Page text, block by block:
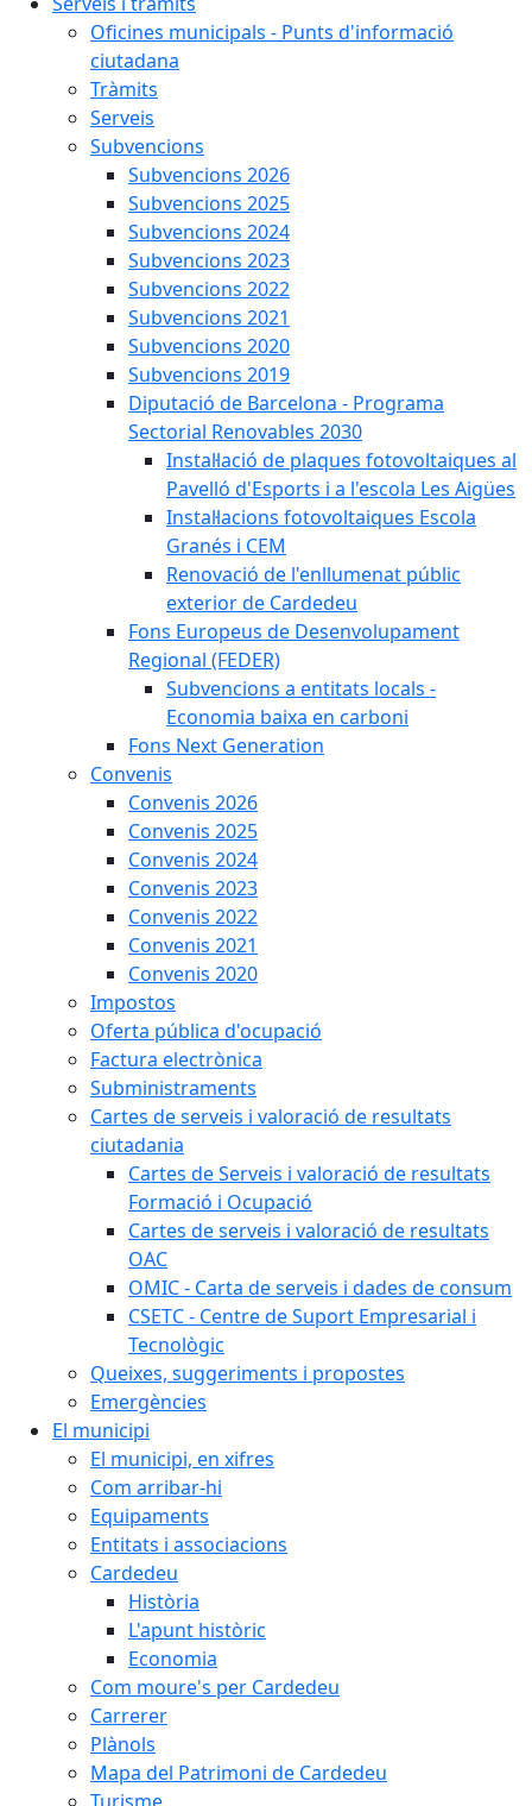
Oficines municipals - Punts d'informació
ciutadana
Tràmits
Serveis
Subvencions
Subvencions 2026
Subvencions 2025
Subvencions 2024
Subvencions 2023
Subvencions 2022
Subvencions 2021
Subvencions 2020
Subvencions 2019
Diputació de Barcelona - Programa
Sectorial Renovables 2030
Instal·lació de plaques fotovoltaiques al
Pavelló d'Esports i a l'escola Les Aigües
Instal·lacions fotovoltaiques Escola
Granés i CEM
Renovació de l'enllumenat públic
exterior de Cardedeu
Fons Europeus de Desenvolupament
Regional (FEDER)
Subvencions a entitats locals -
Economia baixa en carboni
Fons Next Generation
Convenis
Convenis 2026
Convenis 2025
Convenis 2024
Convenis 2023
Convenis 2022
Convenis 2021
Convenis 2020
Impostos
Oferta pública d'ocupació
Factura electrònica
Subministraments
Cartes de serveis i valoració de resultats
ciutadania
Cartes de Serveis i valoració de resultats
Formació i Ocupació
Cartes de serveis i valoració de resultats
OAC
OMIC - Carta de serveis i dades de consum
CSETC - Centre de Suport Empresarial i
Tecnològic
Queixes, suggeriments i propostes
Emergències
El municipi
El municipi, en xifres
Com arribar-hi
Equipaments
Entitats i associacions
Cardedeu
Història
L'apunt històric
Economia
Com moure's per Cardedeu
Carrerer
Plànols
Mapa del Patrimoni de Cardedeu